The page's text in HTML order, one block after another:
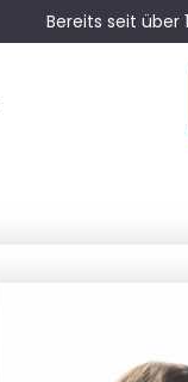
Bereits seit über